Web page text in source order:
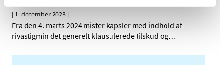
| 1. december 2023 |
Fra den 4. marts 2024 mister kapsler med indhold af
rivastigmin det generelt klausulerede tilskud og…